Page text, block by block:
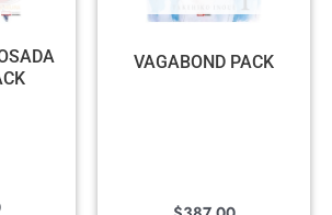
VAGABOND PACK